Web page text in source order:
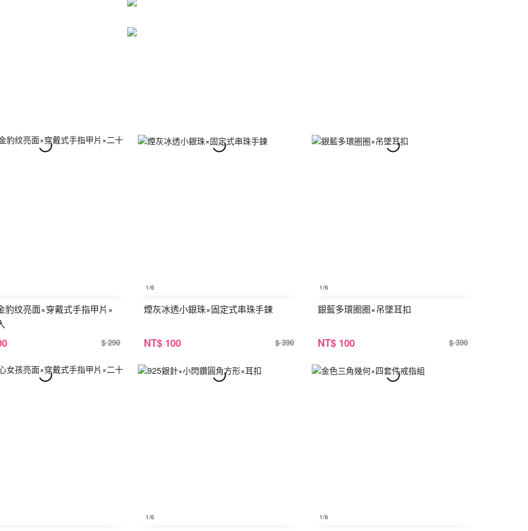
豹纹亮面×穿戴式手指甲片×
$ 290
1/6
煙灰冰透小銀珠×固定式串珠手鍊
NT$ 100 $ 390
1/6
銀藍多環圈圈×吊墜耳扣
NT$ 100 $ 390
1/6 1/6